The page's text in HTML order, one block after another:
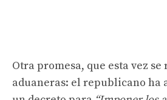
Otra promesa, que esta vez
aduaneras: el republicano ha